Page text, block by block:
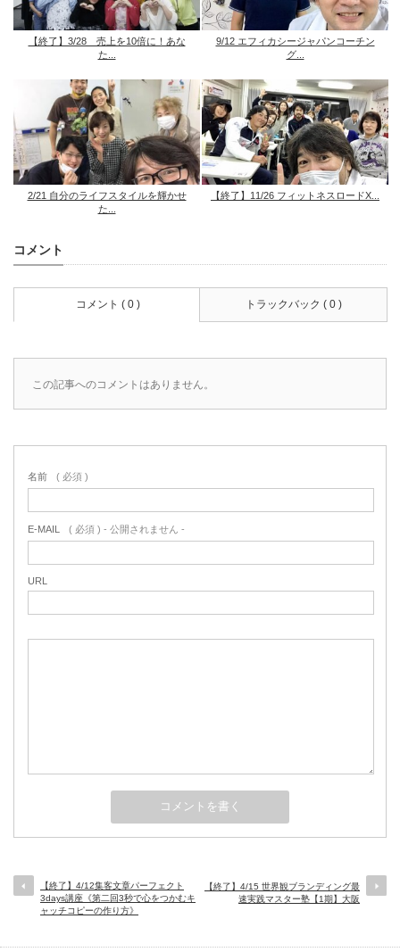
【終了】3/28 売上を10倍に！あな
た...
9/12 エフィカシージャパンコーチン
グ...
2/21 自分のライフスタイルを輝かせ
た...
【終了】11/26 フィットネスロードX...
コメント
コメント ( 0 ) トラックバック ( 0 )
この記事へのコメントはありません。
名前 ( 必須 )
E-MAIL ( 必須 ) - 公開されません -
URL
【終了】4/12集客文章パーフェクト
3days講座《第二回3秒で心をつかむキ
ャッチコピーの作り方》
【終了】4/15 世界観ブランディング最
速実践マスター塾【1期】大阪